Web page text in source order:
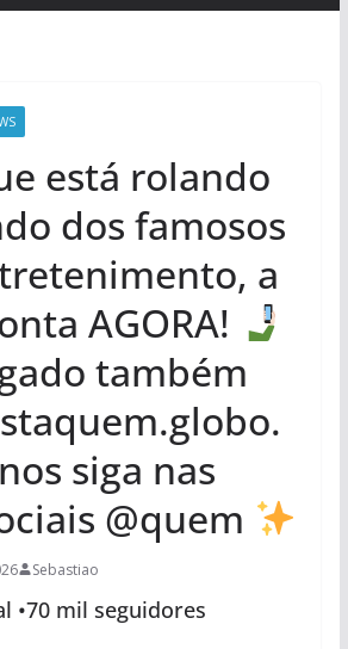
está rolando
dos famosos
a
AGORA!
também
siga nas
@quem
Sebastiao
•70 mil seguidores